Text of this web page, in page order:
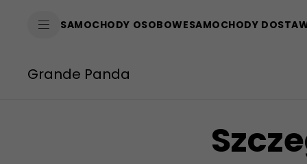
SAMOCHODY OSOBOWESAMOCHODY
Grande Panda